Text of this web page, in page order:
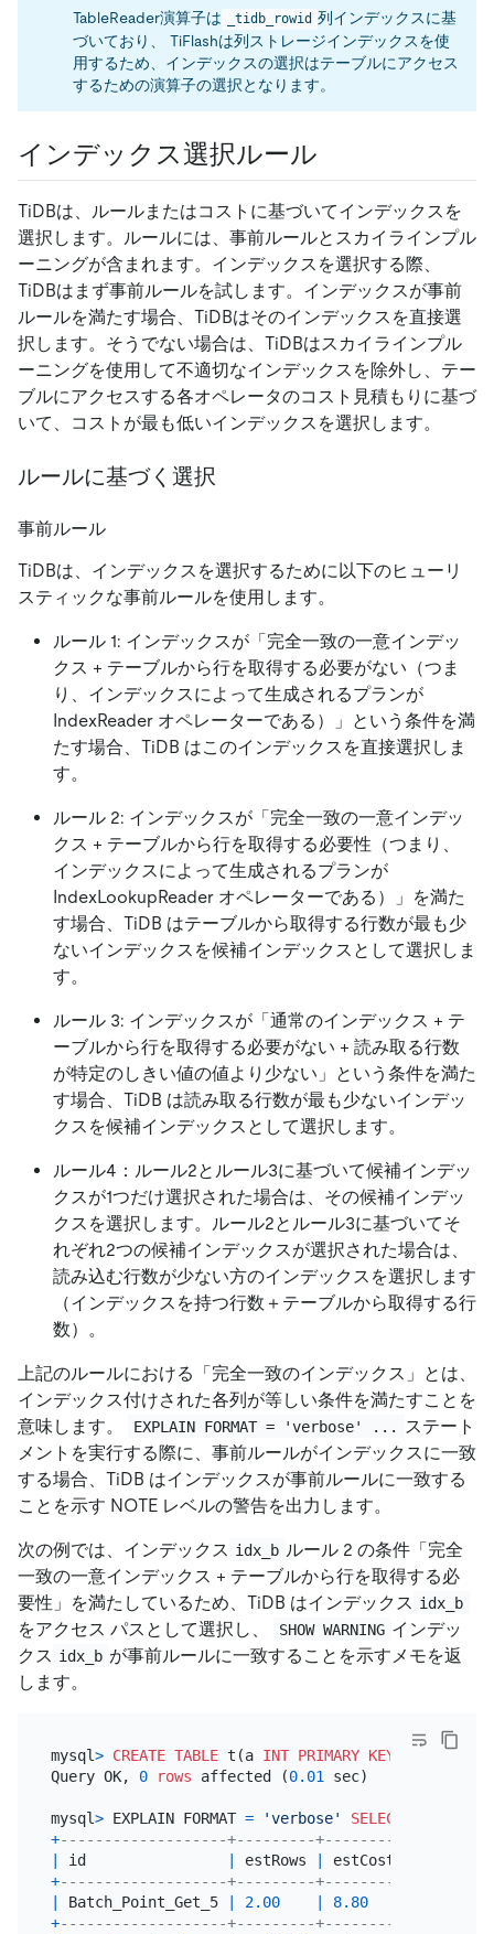
TableReader演算子は _tidb_rowid 列インデックスに基
づいており、 TiFlashは列ストレージインデックスを使
用するため、インデックスの選択はテーブルにアクセス
するための演算子の選択となります。
インデックス選択ルール
TiDBは、ルールまたはコストに基づいてインデックスを
選択します。ルールには、事前ルールとスカイラインプル
ーニングが含まれます。インデックスを選択する際、
TiDBはまず事前ルールを試します。インデックスが事前
ルールを満たす場合、TiDBはそのインデックスを直接選
択します。そうでない場合は、TiDBはスカイラインプル
ーニングを使用して不適切なインデックスを除外し、テー
ブルにアクセスする各オペレータのコスト見積もりに基づ
いて、コストが最も低いインデックスを選択します。
ルールに基づく選択
事前ルール
TiDBは、インデックスを選択するために以下のヒューリ
スティックな事前ルールを使用します。
ルール 1: インデックスが「完全一致の一意インデッ
クス + テーブルから行を取得する必要がない（つま
り、インデックスによって生成されるプランが
IndexReader オペレーターである）」という条件を満
たす場合、TiDB はこのインデックスを直接選択しま
す。
ルール 2: インデックスが「完全一致の一意インデッ
クス + テーブルから行を取得する必要性（つまり、
インデックスによって生成されるプランが
IndexLookupReader オペレーターである）」を満た
す場合、TiDB はテーブルから取得する行数が最も少
ないインデックスを候補インデックスとして選択しま
す。
ルール 3: インデックスが「通常のインデックス + テ
ーブルから行を取得する必要がない + 読み取る行数
が特定のしきい値の値より少ない」という条件を満た
す場合、TiDB は読み取る行数が最も少ないインデッ
クスを候補インデックスとして選択します。
ルール4：ルール2とルール3に基づいて候補インデッ
クスが1つだけ選択された場合は、その候補インデッ
クスを選択します。ルール2とルール3に基づいてそ
れぞれ2つの候補インデックスが選択された場合は、
読み込む行数が少ない方のインデックスを選択します
（インデックスを持つ行数＋テーブルから取得する行
数）。
上記のルールにおける「完全一致のインデックス」とは、
インデックス付けされた各列が等しい条件を満たすことを
意味します。
EXPLAIN FORMAT = 'verbose' ...
ステート
メントを実行する際に、事前ルールがインデックスに一致
する場合、TiDB はインデックスが事前ルールに一致する
ことを示す NOTE レベルの警告を出力します。
次の例では、インデックス idx_b ルール 2 の条件「完全
一致の一意インデックス + テーブルから行を取得する必
要性」を満たしているため、TiDB はインデックス idx_b
をアクセス パスとして選択し、 SHOW WARNING インデッ
クス idx_b が事前ルールに一致することを示すメモを返
します。
mysql> CREATE TABLE t(a INT PRIMARY KEY INT, c
Query OK, 0 rows affected (0.01 sec)
mysql> EXPLAIN FORMAT = 'verbose' SELECT
+-------------------+---------+---------+------
id estRows estCost
+-------------------+---------+---------+------
Batch_Point_Get_5 2.00 8.80
+-------------------+---------+---------+------